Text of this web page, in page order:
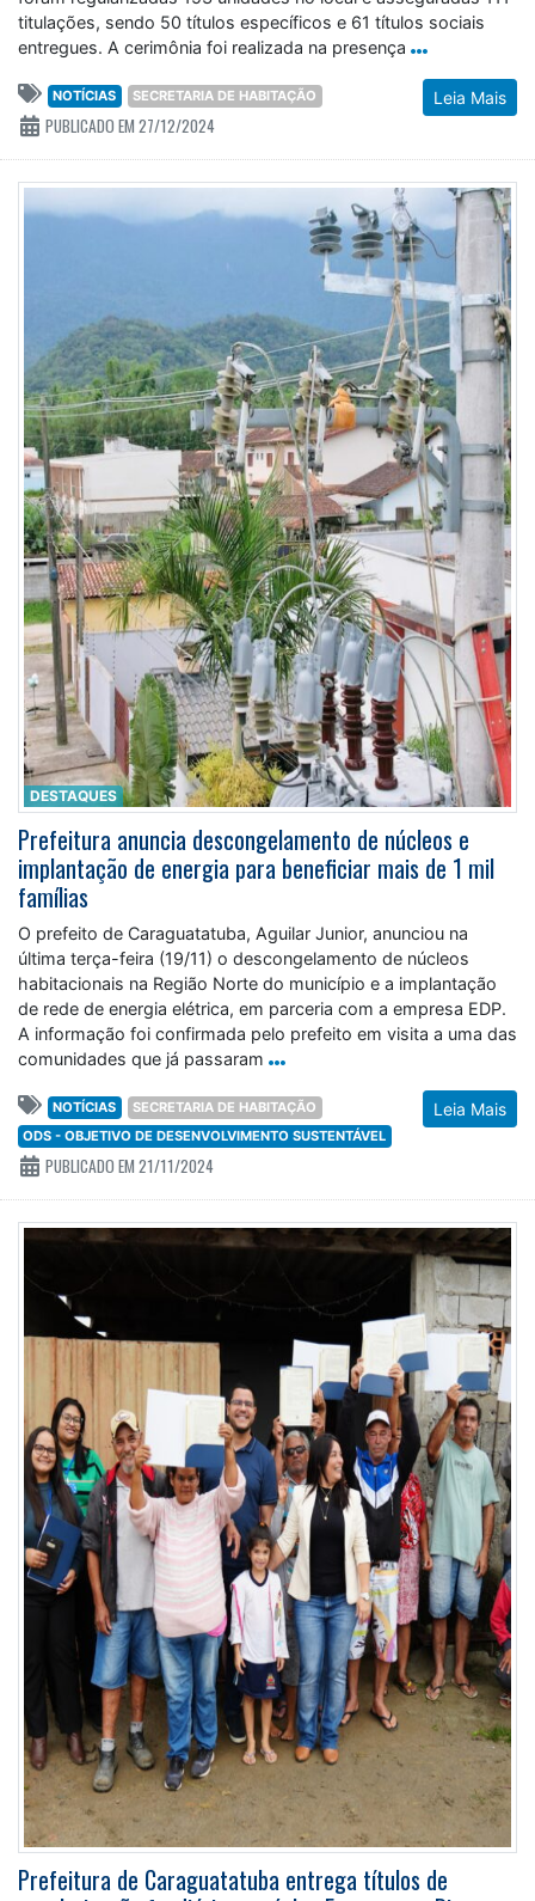
titulações, sendo 50 títulos específicos e 61 títulos sociais
entregues. A cerimônia foi realizada na presença
Leia Mais
NOTÍCIAS SECRETARIA DE HABITAÇÃO
PUBLICADO EM 27/12/2024
DESTAQUES
Prefeitura anuncia descongelamento de núcleos e
implantação de energia para beneficiar mais de 1 mil
famílias
O prefeito de Caraguatatuba, Aguilar Junior, anunciou na
última terça-feira (19/11) o descongelamento de núcleos
habitacionais na Região Norte do município e a implantação
de rede de energia elétrica, em parceria com a empresa EDP.
A informação foi confirmada pelo prefeito em visita a uma das
comunidades que já passaram
Leia Mais
NOTÍCIAS
SECRETARIA DE HABITAÇÃO
ODS - OBJETIVO DE DESENVOLVIMENTO SUSTENTÁVEL
PUBLICADO EM 21/11/2024
Prefeitura de Caraguatatuba entrega títulos de